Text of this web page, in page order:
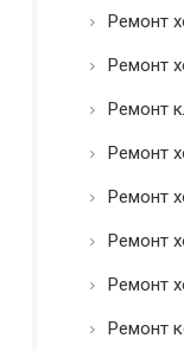
Ремонт
Ремонт
Ремонт
Ремонт
Ремонт
Ремонт
Ремонт
Ремонт